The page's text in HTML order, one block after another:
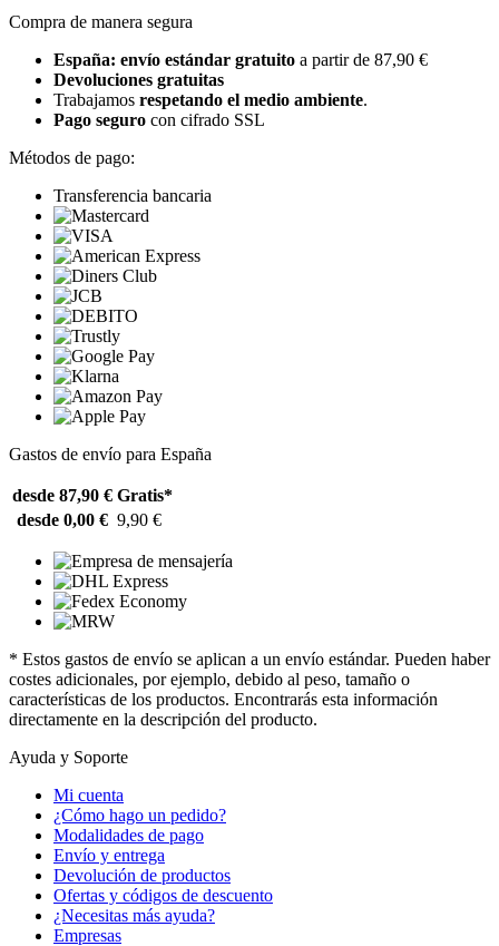
Compra de manera segura
España: envío estándar gratuito a partir de 87,90 €
Devoluciones gratuitas
Trabajamos respetando el medio ambiente.
Pago seguro con cifrado SSL
Métodos de pago:
Transferencia bancaria
Gastos de envío para España
desde 87,90 € Gratis*
desde 0,00 € 9,90 €
* Estos gastos de envío se aplican a un envío estándar. Pueden haber
costes adicionales, por ejemplo, debido al peso, tamaño o
características de los productos. Encontrarás esta información
directamente en la descripción del producto.
Ayuda y Soporte
Mi cuenta
¿Cómo hago un pedido?
Modalidades de pago
Envío y entrega
Devolución de productos
Ofertas y códigos de descuento
¿Necesitas más ayuda?
Empresas